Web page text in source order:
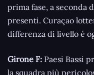
prima fase, a seconda
presenti. Curaçao
differenza di livello è
Girone F: Paesi Bassi
la squadra più